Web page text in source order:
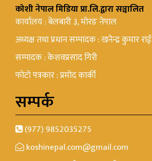
कोशी नेपाल मिडिया प्रा.लि.द्वारा सञ्चालित
कार्यालय : बेलबारी ३, मोरङ नेपाल
अध्यक्ष तथा प्रधान सम्पादक : खनेन्द्र कुमार राई
सम्पादक : केशवप्रसाद गिरी
फोटो पत्रकार : प्रमोद कार्की
सम्पर्क
(977) 9852035275
koshinepal.com@gmail.com